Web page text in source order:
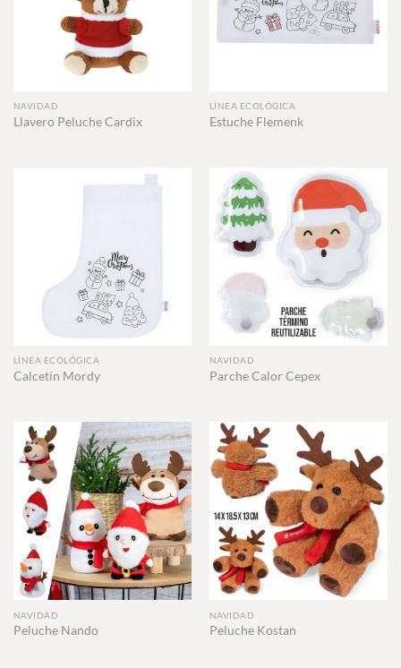
NAVIDAD
Llavero Peluche Cardix
LÍNEA ECOLÓGICA
Estuche Flemenk
LÍNEA ECOLÓGICA
Calcetín Mordy
NAVIDAD
Parche Calor Cepex
NAVIDAD
Peluche Nando
NAVIDAD
Peluche Kostan